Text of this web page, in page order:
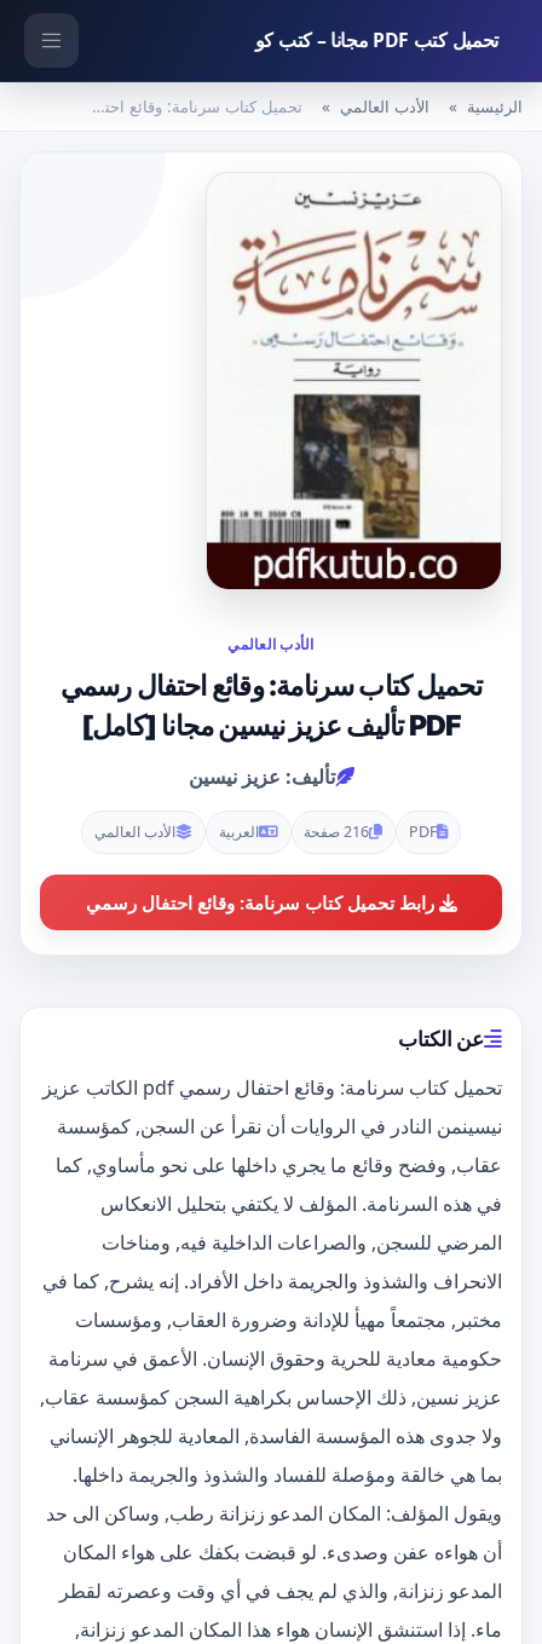
تحميل كتب PDF مجانا – كتب كو
الرئيسية الأدب العالمي تحميل كتاب سرنامة: وقائع احتفال رسمي PDF تأليف عزيز نيسين مجانا [كامل]
الأدب العالمي
تحميل كتاب سرنامة: وقائع احتفال رسمي
PDF تأليف عزيز نيسين مجانا [كامل]
تأليف: عزيز نيسين
PDF 216 صفحة العربية الأدب العالمي
رابط تحميل كتاب سرنامة: وقائع احتفال رسمي
عن الكتاب
تحميل كتاب سرنامة: وقائع احتفال رسمي pdf الكاتب عزيز
نيسينمن النادر في الروايات أن نقرأ عن السجن, كمؤسسة
عقاب, وفضح وقائع ما يجري داخلها على نحو مأساوي, كما
في هذه السرنامة. المؤلف لا يكتفي بتحليل الانعكاس
المرضي للسجن, والصراعات الداخلية فيه, ومناخات
الانحراف والشذوذ والجريمة داخل الأفراد. إنه يشرح, كما في
مختبر, مجتمعاً مهيأ للإدانة وضرورة العقاب, ومؤسسات
حكومية معادية للحرية وحقوق الإنسان. الأعمق في سرنامة
عزيز نسين, ذلك الإحساس بكراهية السجن كمؤسسة عقاب,
ولا جدوى هذه المؤسسة الفاسدة, المعادية للجوهر الإنساني
بما هي خالقة ومؤصلة للفساد والشذوذ والجريمة داخلها.
ويقول المؤلف: المكان المدعو زنزانة رطب, وساكن الى حد
أن هواءه عفن وصدىء. لو قبضت بكفك على هواء المكان
المدعو زنزانة, والذي لم يجف في أي وقت وعصرته لقطر
ماء. إذا استنشق الإنسان هواء هذا المكان المدعو زنزانة,